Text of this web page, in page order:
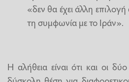
«δεν θα έχει άλλη
τη συμφωνία με το Ιράν».
Η αλήθεια είναι ότι και οι